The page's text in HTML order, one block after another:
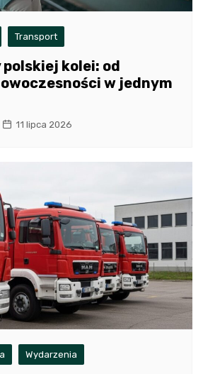
Transport
polskiej kolei: od
w jednym
11 lipca 2026
Wydarzenia